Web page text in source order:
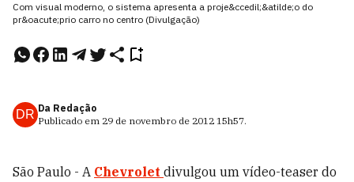
Com visual moderno, o sistema apresenta a proje&ccedil;&atilde;o do
pr&oacute;prio carro no centro (Divulgação)
DR Da Redação
Publicado em 29 de novembro de 2012 15h57.
São Paulo - A Chevrolet divulgou um vídeo-teaser do